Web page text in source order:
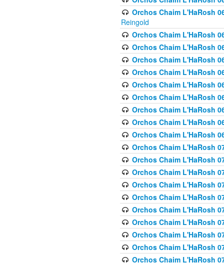
Orchos Chaim L'HaRosh
Reingold
Orchos Chaim L'HaRosh
Orchos Chaim L'HaRosh
Orchos Chaim L'HaRosh
Orchos Chaim L'HaRosh
Orchos Chaim L'HaRosh
Orchos Chaim L'HaRosh
Orchos Chaim L'HaRosh
Orchos Chaim L'HaRosh
Orchos Chaim L'HaRosh
Orchos Chaim L'HaRosh
Orchos Chaim L'HaRosh
Orchos Chaim L'HaRosh
Orchos Chaim L'HaRosh
Orchos Chaim L'HaRosh
Orchos Chaim L'HaRosh
Orchos Chaim L'HaRosh
Orchos Chaim L'HaRosh
Orchos Chaim L'HaRosh
Orchos Chaim L'HaRosh